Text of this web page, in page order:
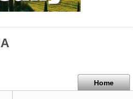
Home